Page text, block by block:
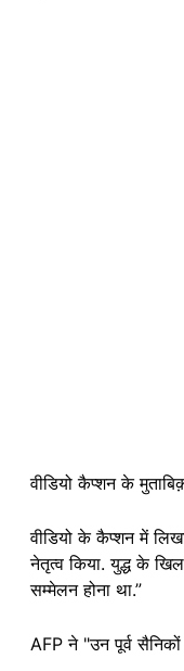
वीडियो कैप्शन के
वीडियो के कैप्शन में
नेतृत्व किया. युद्ध के
सम्मेलन होना था.”
AFP ने "उन पूर्व